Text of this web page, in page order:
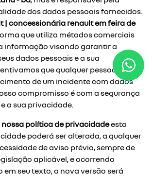
dos dados pessoais fornecidos.
| concessionária renault em feira de
que utiliza métodos comerciais
informação visando garantir a
dados pessoais e a sua
que qualquer pessoa
de um incidente com dados
compromisso é com a segurança
a sua privacidade.
política de privacidadeesta
poderá ser alterada, a qualquer
de aviso prévio, sempre de
aplicável, e ocorrendo
em seu texto, a nova versão será